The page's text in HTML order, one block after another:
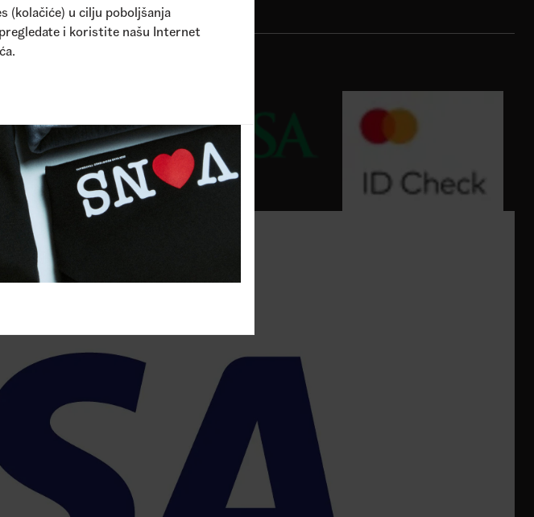
(kolačiće) u cilju poboljšanja
i koristite našu Internet